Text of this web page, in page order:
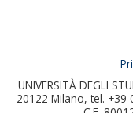
UNIVERSITÀ DEGLI
20122 Milano, tel. +39